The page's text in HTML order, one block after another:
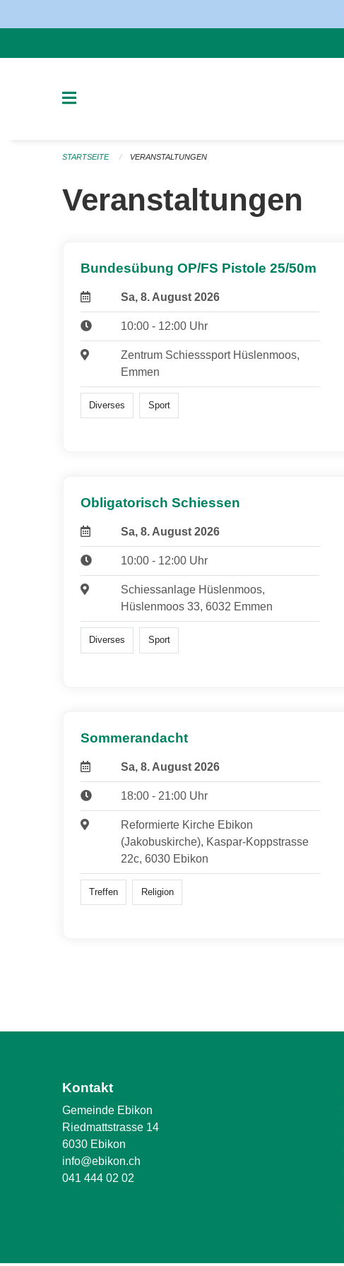
STARTSEITE VERANSTALTUNGEN
Veranstaltungen
Bundesübung OP/FS Pistole 25/50m
Sa, 8. August 2026
10:00 - 12:00 Uhr
Zentrum Schiesssport Hüslenmoos,
Emmen
Diverses Sport
Obligatorisch Schiessen
Sa, 8. August 2026
10:00 - 12:00 Uhr
Schiessanlage Hüslenmoos,
Hüslenmoos 33, 6032 Emmen
Diverses Sport
Sommerandacht
Sa, 8. August 2026
18:00 - 21:00 Uhr
Reformierte Kirche Ebikon
(Jakobuskirche), Kaspar-Koppstrasse
22c, 6030 Ebikon
Treffen Religion
Kontakt
Gemeinde Ebikon
Riedmattstrasse 14
6030 Ebikon
info@ebikon.ch
041 444 02 02